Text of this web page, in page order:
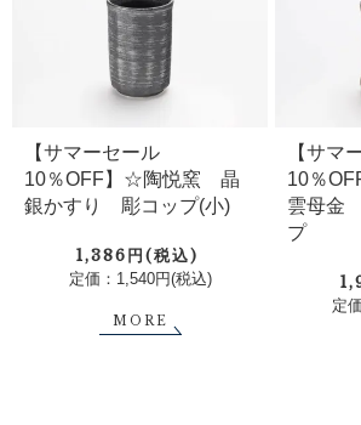
【サマーセール
10％OFF】☆陶悦窯 晶
銀かすり 彫コップ(小)
1,386円(税込)
定価：1,540円(税込)
MORE
【サマ
10％
雲母金
プ
定